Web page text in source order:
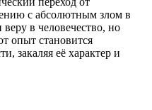
с абсолютным злом в
в человечество, но
опыт становится
закаляя её характер и